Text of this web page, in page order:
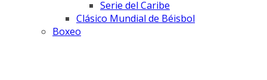
Serie del Caribe
Clásico Mundial de Béisbol
Boxeo